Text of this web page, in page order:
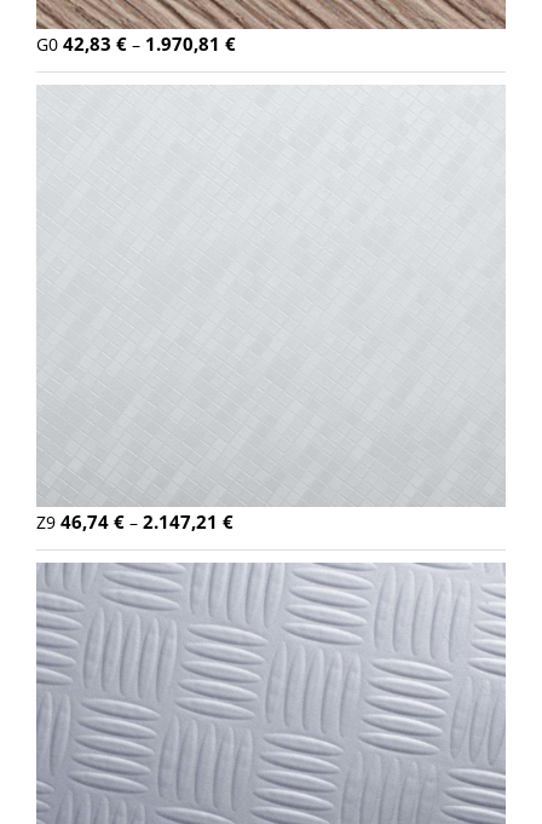
G0 42,83 € – 1.970,81 €
Z9 46,74 € – 2.147,21 €